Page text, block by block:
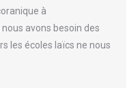
à
avons besoin des
les écoles laïcs ne nous